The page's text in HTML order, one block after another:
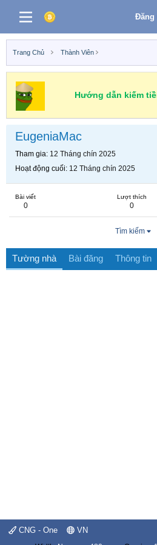
Đăng
Trang Chủ Thành Viên
Hướng dẫn kiếm
EugeniaMac
Tham gia 12 Tháng chín 2025
Hoạt động cuối 12 Tháng chín 2025
Bài viết
0
Lượt thích
0
Tìm kiếm
Tường nhà Bài đăng Thông tin
CNG - One VN